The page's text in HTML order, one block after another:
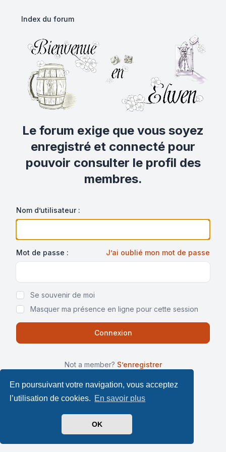
En poursuivant votre navigation, vous acceptez
l’utilisation de cookies. En savoir plus
OK
Index du forum
Le forum exige que vous soyez
enregistré et connecté pour
pouvoir consulter le profil des
membres.
Nom d’utilisateur :
Mot de passe : J’ai oublié mon mot de passe
Se souvenir de moi
Masquer ma présence en ligne pour cette session
Not a member? S’enregistrer